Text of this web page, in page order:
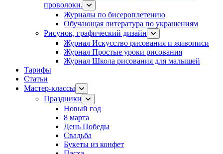
проволоки.
Журналы по бисероплетению
Обучающая литература по украшениям
Рисунок, графический дизайн
Журнал Искусство рисования и живописи
Журнал Простые уроки рисования
Журнал Школа рисования для малышей
Тарифы
Статьи
Мастер-классы
Праздники
Новый год
8 марта
День Победы
Свадьба
Букеты из конфет